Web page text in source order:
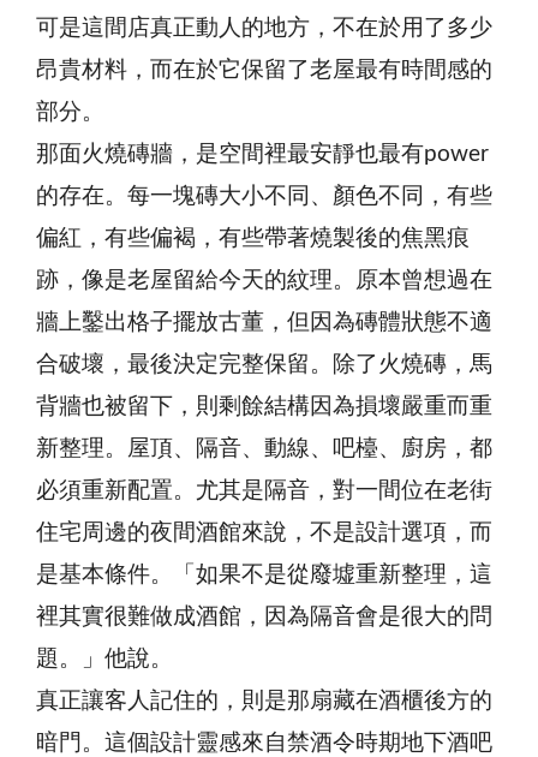
可是這間店真正動人的地方，不在於用了多少
昂貴材料，而在於它保留了老屋最有時間感的
部分。
那面火燒磚牆，是空間裡最安靜也最有power
的存在。每一塊磚大小不同、顏色不同，有些
偏紅，有些偏褐，有些帶著燒製後的焦黑痕
跡，像是老屋留給今天的紋理。原本曾想過在
牆上鑿出格子擺放古董，但因為磚體狀態不適
合破壞，最後決定完整保留。除了火燒磚，馬
背牆也被留下，則剩餘結構因為損壞嚴重而重
新整理。屋頂、隔音、動線、吧檯、廚房，都
必須重新配置。尤其是隔音，對一間位在老街
住宅周邊的夜間酒館來說，不是設計選項，而
是基本條件。「如果不是從廢墟重新整理，這
裡其實很難做成酒館，因為隔音會是很大的問
題。」他說。
真正讓客人記住的，則是那扇藏在酒櫃後方的
暗門。這個設計靈感來自禁酒令時期地下酒吧